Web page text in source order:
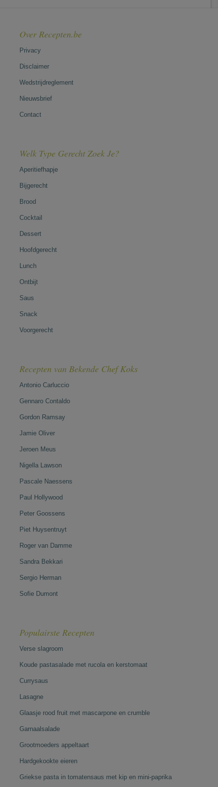
Over Recepten.be
Privacy
Disclaimer
Wedstrijdreglement
Nieuwsbrief
Contact
Welk Type Gerecht Zoek Je?
Aperitiefhapje
Bijgerecht
Brood
Cocktail
Dessert
Hoofdgerecht
Lunch
Ontbijt
Saus
Snack
Voorgerecht
Recepten van Bekende Chef Koks
Antonio Carluccio
Gennaro Contaldo
Gordon Ramsay
Jamie Oliver
Jeroen Meus
Nigella Lawson
Pascale Naessens
Paul Hollywood
Peter Goossens
Piet Huysentruyt
Roger van Damme
Sandra Bekkari
Sergio Herman
Sofie Dumont
Populairste Recepten
Verse slagroom
Koude pastasalade met rucola en kerstomaat
Currysaus
Lasagne
Glaasje rood fruit met mascarpone en crumble
Garnaalsalade
Grootmoeders appeltaart
Hardgekookte eieren
Griekse pasta in tomatensaus met kip en mini-paprika